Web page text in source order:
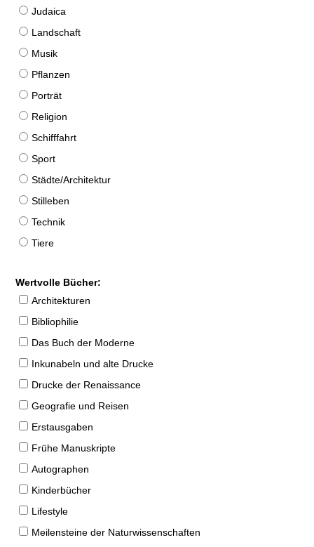
Judaica
Landschaft
Musik
Pflanzen
Porträt
Religion
Schifffahrt
Sport
Städte/Architektur
Stilleben
Technik
Tiere
Wertvolle Bücher:
Architekturen
Bibliophilie
Das Buch der Moderne
Inkunabeln und alte Drucke
Drucke der Renaissance
Geografie und Reisen
Erstausgaben
Frühe Manuskripte
Autographen
Kinderbücher
Lifestyle
Meilensteine der Naturwissenschaften